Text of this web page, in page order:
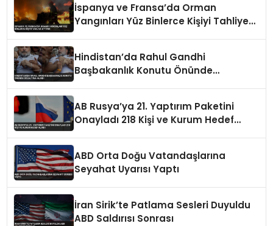
İspanya ve Fransa’da Orman
Yangınları Yüz Binlerce Kişiyi Tahliye
Hindistan’da Rahul Gandhi
Başbakanlık Konutu Önünde
AB Rusya’ya 21. Yaptırım Paketini
Onayladı 218 Kişi ve Kurum Hedef
ABD Orta Doğu Vatandaşlarına
Seyahat Uyarısı Yaptı
İran Sirik’te Patlama Sesleri Duyuldu
ABD Saldırısı Sonrası